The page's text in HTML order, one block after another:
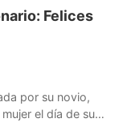
Felices
por su novio,
el día de su